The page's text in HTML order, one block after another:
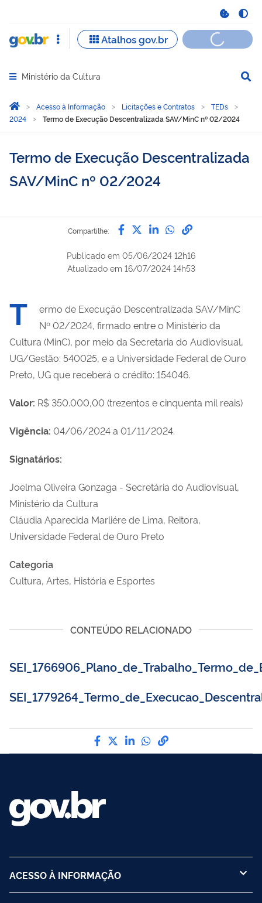
Abrir menu principal de navegação
Ministério da Cultura
Você está aqui:
Página Inicial
Acesso à Informação Licitações e Contratos
TEDs
2024
Termo de Execução Descentralizada SAV/MinC nº 02/2024
Termo de Execução Descentralizada
SAV/MinC nº 02/2024
Compartilhe: Compartilhe por Facebook
Compartilhe por Twitter
Compartilhe por
Compartilhe
link para
Publicado em 05/06/2024 12h16
Atualizado em 16/07/2024 14h53
T
ermo de Execução Descentralizada SAV/MinC
Nº 02/2024, firmado entre o Ministério da
Cultura (MinC), por meio da Secretaria do Audiovisual,
UG/Gestão: 540025, e a Universidade Federal de Ouro
Preto, UG que receberá o crédito: 154046.
Valor: R$ 350.000,00 (trezentos e cinquenta mil reais)
Vigência: 04/06/2024 a 01/11/2024.
Signatários:
Joelma Oliveira Gonzaga - Secretária do Audiovisual,
Ministério da Cultura
Cláudia Aparecida Marliére de Lima, Reitora,
Universidade Federal de Ouro Preto
Categoria
Cultura, Artes, História e Esportes
CONTEÚDO RELACIONADO
Compartilhe por Facebook
Compartilhe por Twitter
Compartilhe por
Compartilhe por
link para Copiar
ACESSO À INFORMAÇÃO